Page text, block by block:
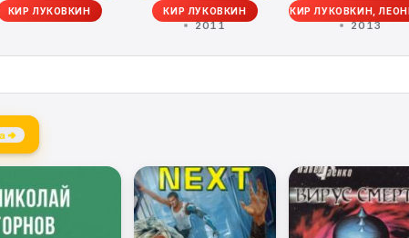
КИР ЛУКОВКИН КИР ЛУКОВКИН
2011
БОРИСОВ, ДЖОН МАВЕРИК, НАТАЛЬЯ ГИЛЯРОВА, КИР ЛУКОВКИН,
2013
→